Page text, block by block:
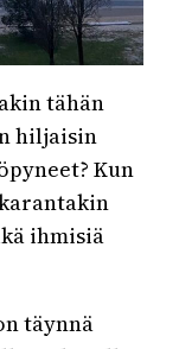
tähän
hiljaisin
Kun
ihmisiä
täynnä